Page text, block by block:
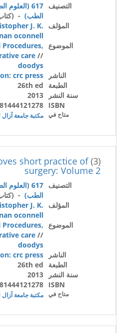
التصنيف
617 (العلوم
الطب) -
المؤلف
J. K.
oconnell
الموضوع Procedures,
care //
doodys
الناشر
crc press
الطبعة
26th ed
سنة النشر
2013
ISBN
متاح في مكتبة جامعة آزال
(3)
short practice of
surgery: Volume 2
التصنيف
617 (العلوم
الطب) -
المؤلف
J. K.
oconnell
الموضوع Procedures,
care //
doodys
الناشر
crc press
الطبعة
26th ed
سنة النشر
2013
ISBN
متاح في مكتبة جامعة آزال